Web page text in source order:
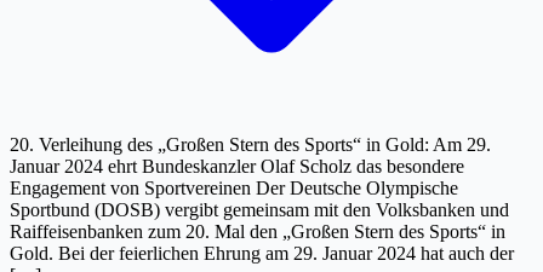
20. Verleihung des „Großen Stern des Sports“ in Gold: Am 29.
Januar 2024 ehrt Bundeskanzler Olaf Scholz das besondere
Engagement von Sportvereinen Der Deutsche Olympische
Sportbund (DOSB) vergibt gemeinsam mit den Volksbanken und
Raiffeisenbanken zum 20. Mal den „Großen Stern des Sports“ in
Gold. Bei der feierlichen Ehrung am 29. Januar 2024 hat auch der